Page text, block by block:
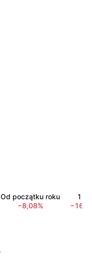
Od początku roku
−8,08%
1